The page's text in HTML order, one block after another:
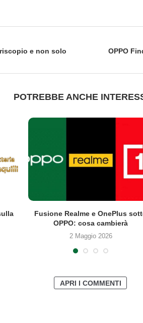
e non solo
OPPO
POTREBBE ANCHE
Fusione Realme e OnePlus
OPPO: cosa cambierà
2 Maggio 2026
APRI I COMMENTI